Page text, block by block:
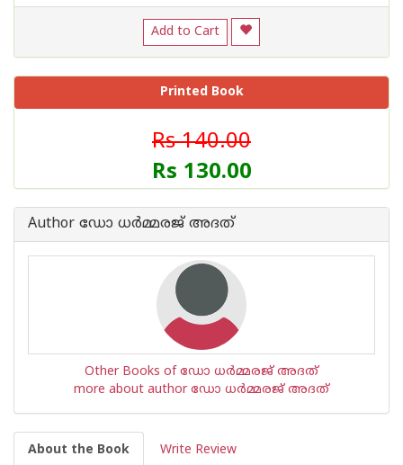
Add to Cart
Printed Book
Rs 140.00
Rs 130.00
Author ഡോ ധര്‍മ്മരജ് അദത്
Other Books of ഡോ ധര്‍മ്മരജ് അദത്
more about author ഡോ ധര്‍മ്മരജ് അദത്
About the Book Write Review